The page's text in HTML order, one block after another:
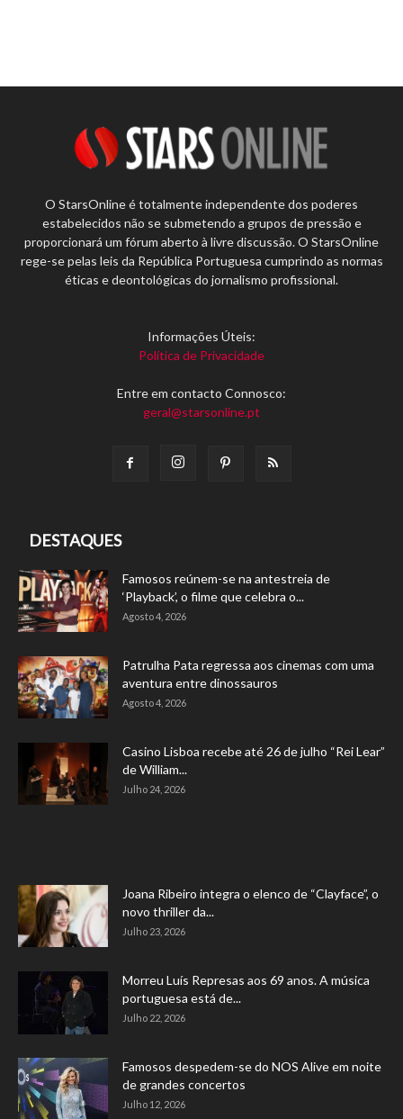
O StarsOnline é totalmente independente dos poderes
estabelecidos não se submetendo a grupos de pressão e
proporcionará um fórum aberto à livre discussão. O StarsOnline
rege-se pelas leis da República Portuguesa cumprindo as normas
éticas e deontológicas do jornalismo profissional.
Informações Úteis:
Política de Privacidade
Entre em contacto Connosco:
geral@starsonline.pt
DESTAQUES
Famosos reúnem-se na antestreia de
‘Playback’, o filme que celebra o...
Agosto 4, 2026
Patrulha Pata regressa aos cinemas com uma
aventura entre dinossauros
Agosto 4, 2026
Casino Lisboa recebe até 26 de julho “Rei Lear”
de William...
Julho 24, 2026
Joana Ribeiro integra o elenco de “Clayface”, o
novo thriller da...
Julho 23, 2026
Morreu Luís Represas aos 69 anos. A música
portuguesa está de...
Julho 22, 2026
Famosos despedem-se do NOS Alive em noite
de grandes concertos
Julho 12, 2026